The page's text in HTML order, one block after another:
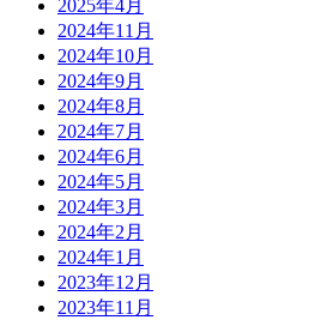
2025年4月
2024年11月
2024年10月
2024年9月
2024年8月
2024年7月
2024年6月
2024年5月
2024年3月
2024年2月
2024年1月
2023年12月
2023年11月